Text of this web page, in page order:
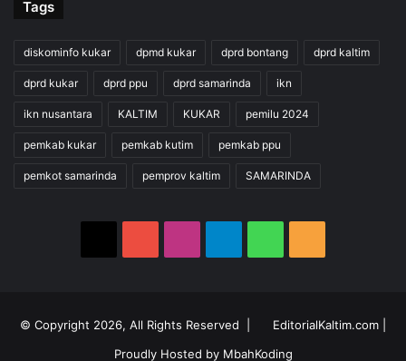
Tags
diskominfo kukar dpmd kukar dprd bontang dprd kaltim
dprd kukar dprd ppu dprd samarinda ikn
ikn nusantara KALTIM KUKAR pemilu 2024
pemkab kukar pemkab kutim pemkab ppu
pemkot samarinda pemprov kaltim SAMARINDA
© Copyright 2026, All Rights Reserved | EditorialKaltim.com
Proudly Hosted by MbahKoding